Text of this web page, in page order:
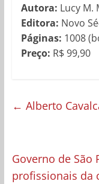
Autora: Lucy M.
Editora: Novo
Páginas: 1008
Preço: R$ 99,90
← Alberto
Governo de
profissionais da